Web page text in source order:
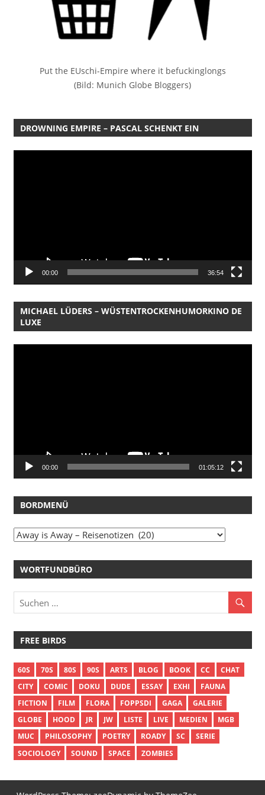
Put the EUschi-Empire where it befuckinglongs
(Bild: Munich Globe Bloggers)
DROWNING EMPIRE – PASCAL SCHENKT EIN
00:00 36:54
MICHAEL LÜDERS – WÜSTENTROCKENHUMORKINO DE
LUXE
00:00 01:05:12
BORDMENÜ
Bordmenü
WORTFUNDBÜRO
FREE BIRDS
60S 70S 80S 90S ARTS BLOG BOOK CC
CHAT
CITY
COMIC DOKU DUDE ESSAY EXHI
FAUNA
FICTION
FILM FLORA FOPPSDI GAGA
GALERIE
GLOBE
HOOD JR JW LISTE LIVE MEDIEN
MGB
MUC
PHILOSOPHY POETRY ROADY SC
SERIE
SOCIOLOGY
SOUND SPACE ZOMBIES